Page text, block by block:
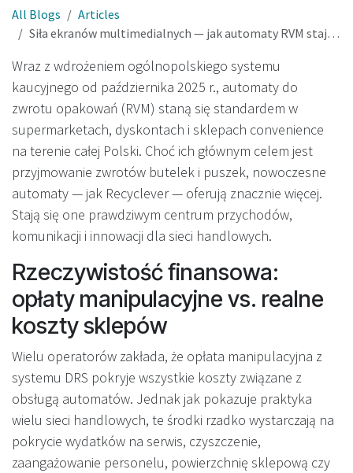
All Blogs
Articles
Siła ekranów multimedialnych — jak automaty RVM stają się centrum przychodów i zaangażowania w polskim systemie kaucyjnym
Wraz z wdrożeniem ogólnopolskiego systemu
kaucyjnego od października 2025 r., automaty do
zwrotu opakowań (RVM) staną się standardem w
supermarketach, dyskontach i sklepach convenience
na terenie całej Polski. Choć ich głównym celem jest
przyjmowanie zwrotów butelek i puszek, nowoczesne
automaty — jak Recyclever — oferują znacznie więcej.
Stają się one prawdziwym centrum przychodów,
komunikacji i innowacji dla sieci handlowych.
Rzeczywistość finansowa:
opłaty manipulacyjne vs. realne
koszty sklepów
Wielu operatorów zakłada, że opłata manipulacyjna z
systemu DRS pokryje wszystkie koszty związane z
obsługą automatów. Jednak jak pokazuje praktyka
wielu sieci handlowych, te środki rzadko wystarczają na
pokrycie wydatków na serwis, czyszczenie,
zaangażowanie personelu, powierzchnię sklepową czy